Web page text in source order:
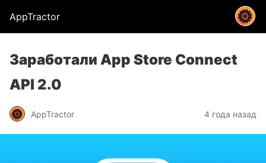
AppTractor
Заработали App Store Connect
API 2.0
AppTractor 4 года назад